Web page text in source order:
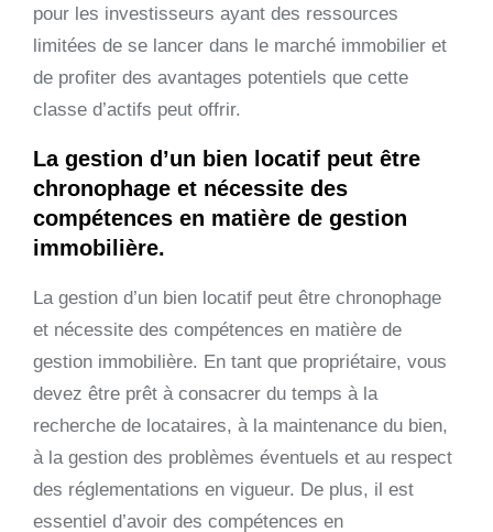
pour les investisseurs ayant des ressources
limitées de se lancer dans le marché immobilier et
de profiter des avantages potentiels que cette
classe d’actifs peut offrir.
La gestion d’un bien locatif peut être
chronophage et nécessite des
compétences en matière de gestion
immobilière.
La gestion d’un bien locatif peut être chronophage
et nécessite des compétences en matière de
gestion immobilière. En tant que propriétaire, vous
devez être prêt à consacrer du temps à la
recherche de locataires, à la maintenance du bien,
à la gestion des problèmes éventuels et au respect
des réglementations en vigueur. De plus, il est
essentiel d’avoir des compétences en